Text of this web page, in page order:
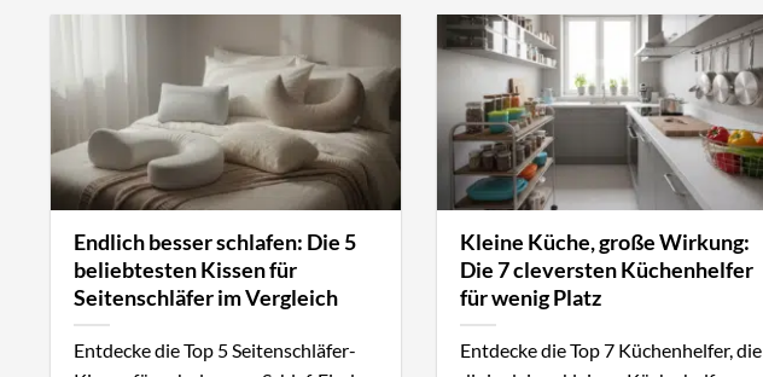
Endlich besser schlafen: Die 5
beliebtesten Kissen für
Seitenschläfer im Vergleich
Entdecke die Top 5 Seitenschläfer-
Kleine Küche, große Wirkung:
Die 7 cleversten Küchenhelfer
für wenig Platz
Entdecke die Top 7 Küchenhelfer, die